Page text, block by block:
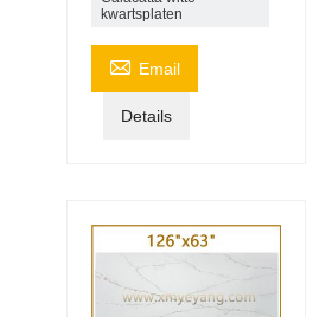
kwartsplaten
 Email
Details